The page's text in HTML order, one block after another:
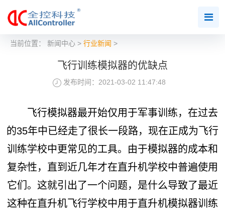
当前位置： 新闻中心> 行业新闻 >
飞行训练模拟器的优缺点
发布时间：2021-03-02 11:47:48
飞行模拟器最开始仅用于军事训练，在过去
的35年中已经走了很长一段路，现在正成为飞行
训练学校中更常见的工具。由于模拟器的成本和
复杂性，直到近几年才在直升机学校中普遍使用
它们。这就引出了一个问题，是什么导致了最近
这种在直升机飞行学校中用于直升机模拟器训练